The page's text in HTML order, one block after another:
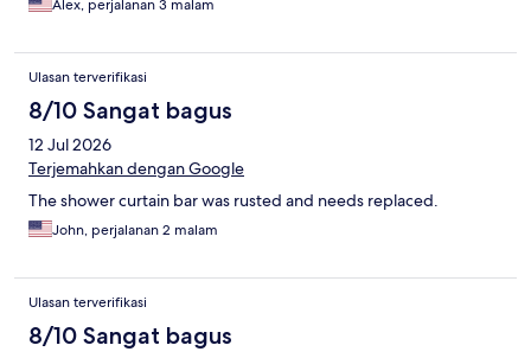
Alex, perjalanan 3 malam
Ulasan terverifikasi
8/10 Sangat bagus
12 Jul 2026
Terjemahkan dengan Google
The shower curtain bar was rusted and needs replaced.
John, perjalanan 2 malam
Ulasan terverifikasi
8/10 Sangat bagus